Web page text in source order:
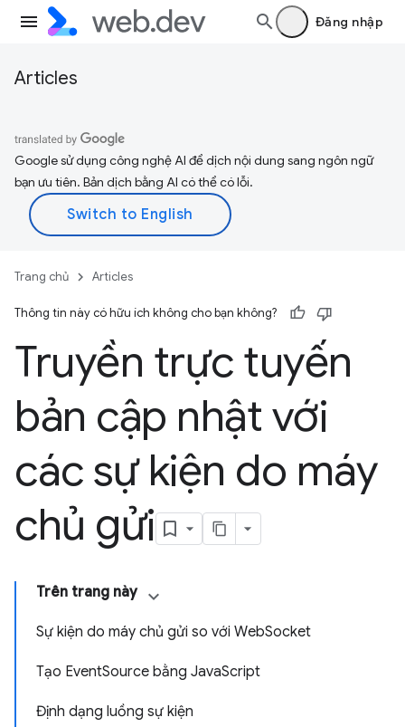
Đăng nhập
Articles
Google sử dụng công nghệ AI để dịch nội dung sang ngôn ngữ
bạn ưu tiên. Bản dịch bằng AI có thể có lỗi.
Trang chủ Articles
Thông tin này có hữu ích không cho bạn không?
Truyền trực tuyến
bản cập nhật với
các sự kiện do máy
chủ gửi
Trên trang này
Sự kiện do máy chủ gửi so với WebSocket
Tạo EventSource bằng JavaScript
Định dạng luồng sự kiện